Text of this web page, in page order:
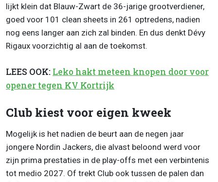
lijkt klein dat Blauw-Zwart de 36-jarige grootverdiener,
goed voor 101 clean sheets in 261 optredens, nadien
nog eens langer aan zich zal binden. En dus denkt Dévy
Rigaux voorzichtig al aan de toekomst.
LEES OOK: Leko hakt meteen knopen door voor
opener tegen KV Kortrijk
Club kiest voor eigen kweek
Mogelijk is het nadien de beurt aan de negen jaar
jongere Nordin Jackers, die alvast beloond werd voor
zijn prima prestaties in de play-offs met een verbintenis
tot medio 2027. Of trekt Club ook tussen de palen dan